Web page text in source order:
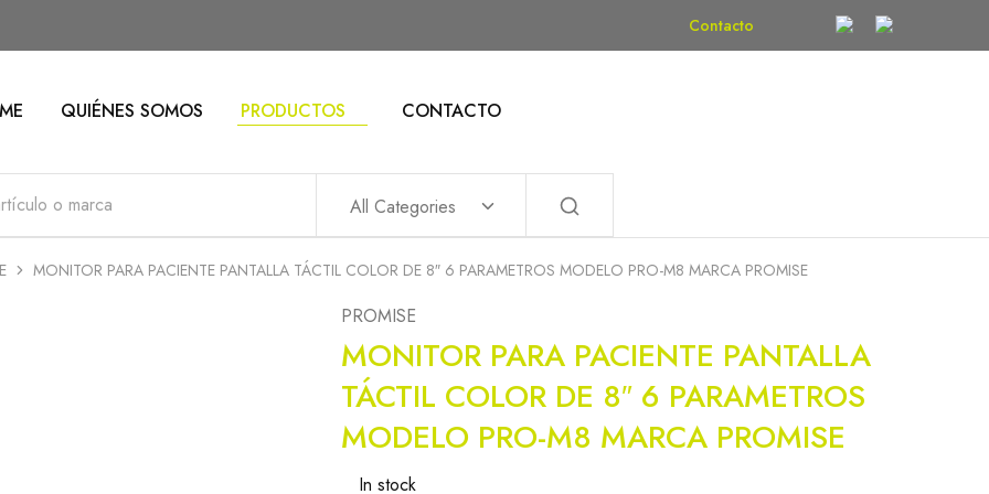
Contacto
QUIÉNES SOMOS PRODUCTOS CONTACTO
All Categories
MONITOR PARA PACIENTE PANTALLA TÁCTIL COLOR DE 8″ 6 PARAMETROS MODELO PRO-M8 MARCA PROMISE
PROMISE
MONITOR PARA PACIENTE PANTALLA
TÁCTIL COLOR DE 8″ 6 PARAMETROS
MODELO PRO-M8 MARCA PROMISE
In stock